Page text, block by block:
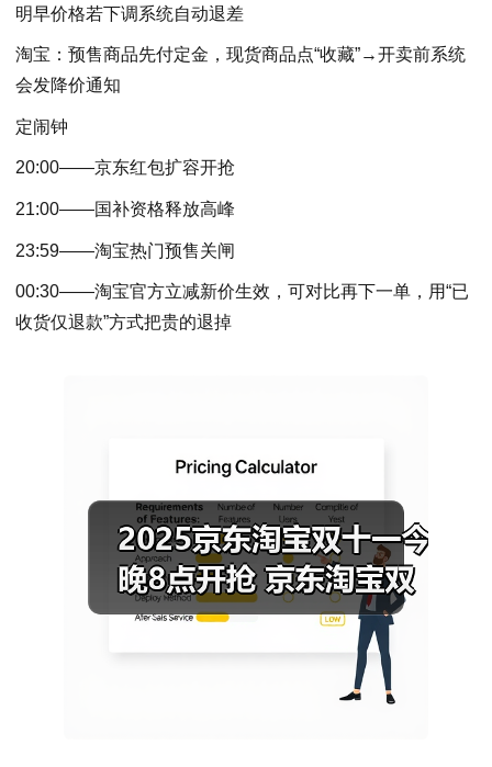
明早价格若下调系统自动退差
淘宝：预售商品先付定金，现货商品点“收藏”→开卖前系统
会发降价通知
定闹钟
20:00——京东红包扩容开抢
21:00——国补资格释放高峰
23:59——淘宝热门预售关闸
00:30——淘宝官方立减新价生效，可对比再下一单，用“已
收货仅退款”方式把贵的退掉